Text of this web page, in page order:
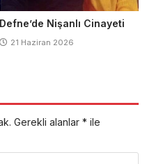
Defne’de Nişanlı Cinayeti
21 Haziran 2026
Gerekli alanlar * ile